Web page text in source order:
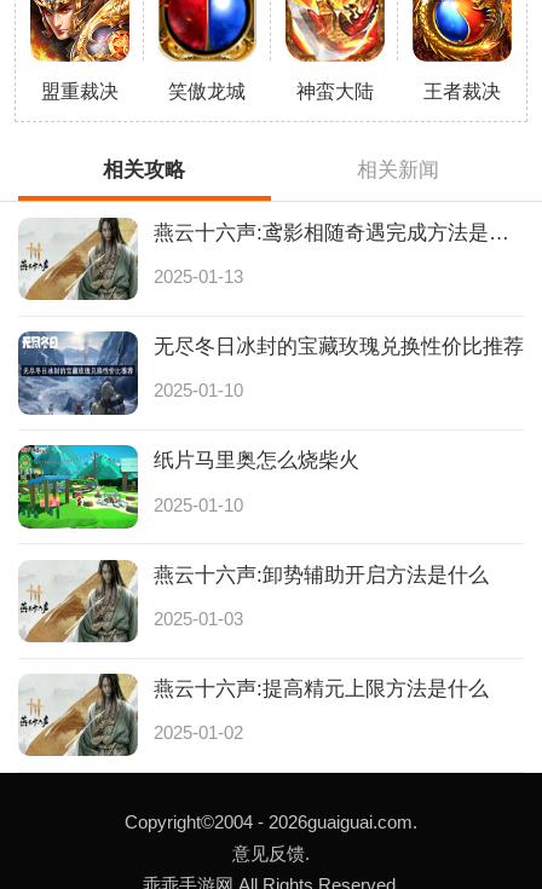
盟重裁决 笑傲龙城 神蛮大陆 王者裁决
相关攻略 相关新闻
燕云十六声:鸢影相随奇遇完成方法是什么
2025-01-13
无尽冬日冰封的宝藏玫瑰兑换性价比推荐
2025-01-10
纸片马里奥怎么烧柴火
2025-01-10
燕云十六声:卸势辅助开启方法是什么
2025-01-03
燕云十六声:提高精元上限方法是什么
2025-01-02
Copyright©2004 - 2026guaiguai.com.
意见反馈.